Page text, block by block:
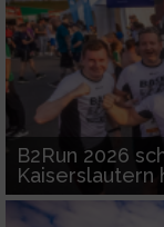
B2Run 2026
Kaiserslautern